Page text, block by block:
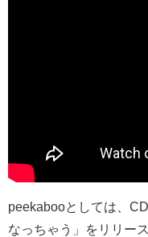
peekabooとしては、
なっちゃう」をリリー